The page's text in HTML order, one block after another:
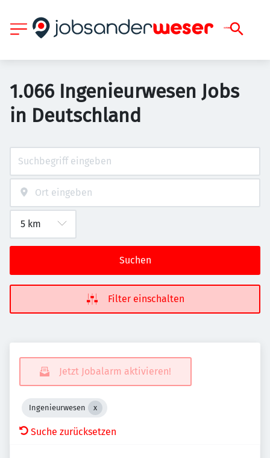
1.066 Ingenieurwesen Jobs
in Deutschland
Suchen
Filter einschalten
Jetzt Jobalarm aktivieren!
Ingenieurwesen
Suche zurücksetzen